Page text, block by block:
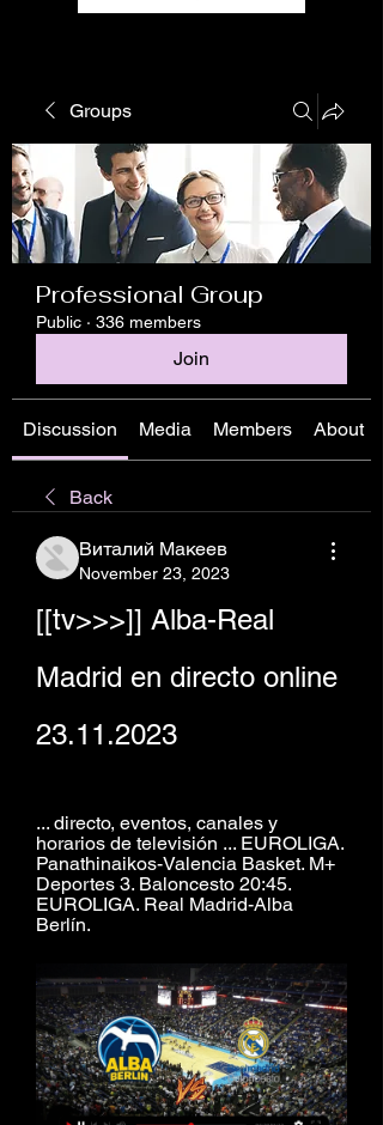
Groups
Professional Group
Public · 336 members
Join
Discussion Media Members About
Back
Виталий Макеев
November 23, 2023
[[tv>>>]] Alba-Real
Madrid en directo online
23.11.2023
... directo, eventos, canales y
horarios de televisión ... EUROLIGA.
Panathinaikos-Valencia Basket. M+
Deportes 3. Baloncesto 20:45.
EUROLIGA. Real Madrid-Alba
Berlín.